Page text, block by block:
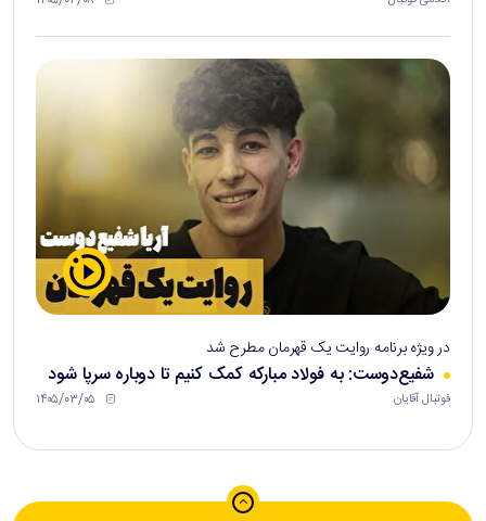
در ویژه برنامه روایت یک قهرمان مطرح شد
شفیع‌دوست: به فولاد مبارکه کمک کنیم تا دوباره سرپا شود
فوتبال آقایان ۱۴۰۵/۰۳/۰۵